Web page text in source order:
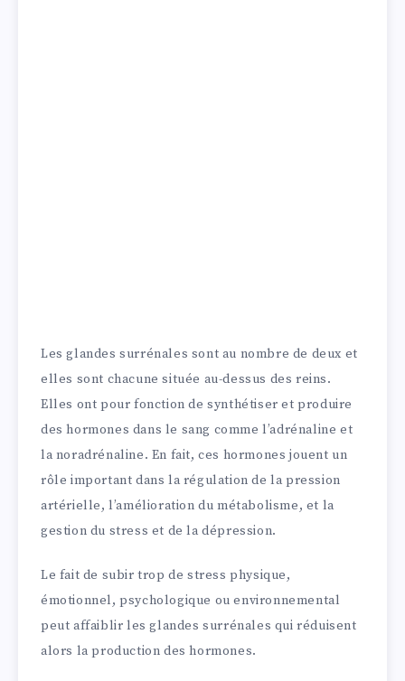
Les glandes surrénales sont au nombre de deux et
elles sont chacune située au-dessus des reins.
Elles ont pour fonction de synthétiser et produire
des hormones dans le sang comme l’adrénaline et
la noradrénaline. En fait, ces hormones jouent un
rôle important dans la régulation de la pression
artérielle, l’amélioration du métabolisme, et la
gestion du stress et de la dépression.
Le fait de subir trop de stress physique,
émotionnel, psychologique ou environnemental
peut affaiblir les glandes surrénales qui réduisent
alors la production des hormones.